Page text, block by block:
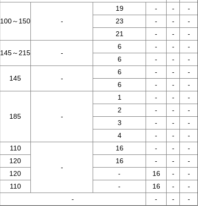
100～150
-
19 - -
-
23 - -
-
21 - - -
145～215
-
6 - -
-
6 - - -
145
-
6 - -
-
6 - - -
185 -
1 - -
-
2 - -
-
3 - -
-
4 - - -
110
-
16 - -
-
120 16 - -
-
120 - 16 -
-
110 - 16 -
-
- - - -